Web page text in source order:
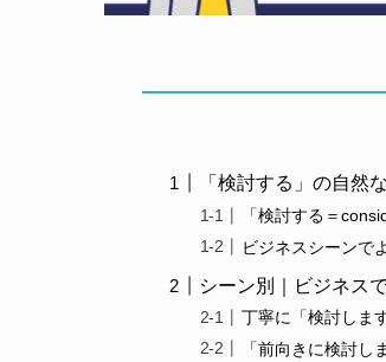
「検討する」の自然
「検討する＝
ビジネスシーンで
シーン別｜ビジネス
丁寧に「検討しま
「前向きに検討し